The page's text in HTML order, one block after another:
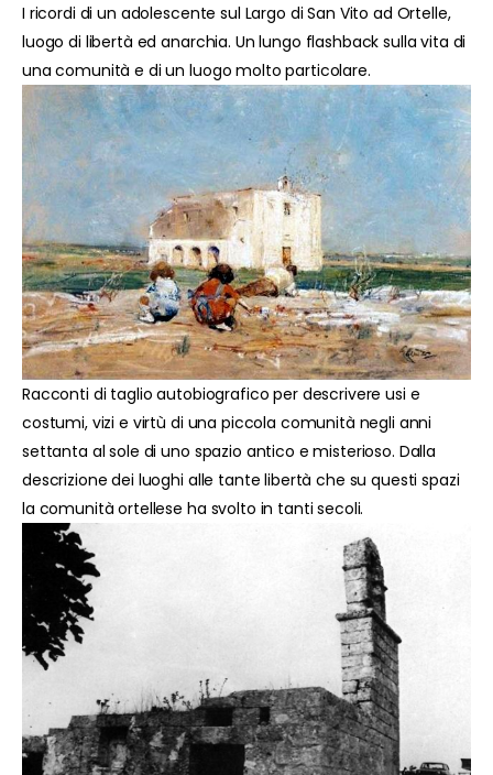
I ricordi di un adolescente sul Largo di San Vito ad Ortelle,
luogo di libertà ed anarchia. Un lungo flashback sulla vita di
una comunità e di un luogo molto particolare.
Racconti di taglio autobiografico per descrivere usi e
costumi, vizi e virtù di una piccola comunità negli anni
settanta al sole di uno spazio antico e misterioso. Dalla
descrizione dei luoghi alle tante libertà che su questi spazi
la comunità ortellese ha svolto in tanti secoli.